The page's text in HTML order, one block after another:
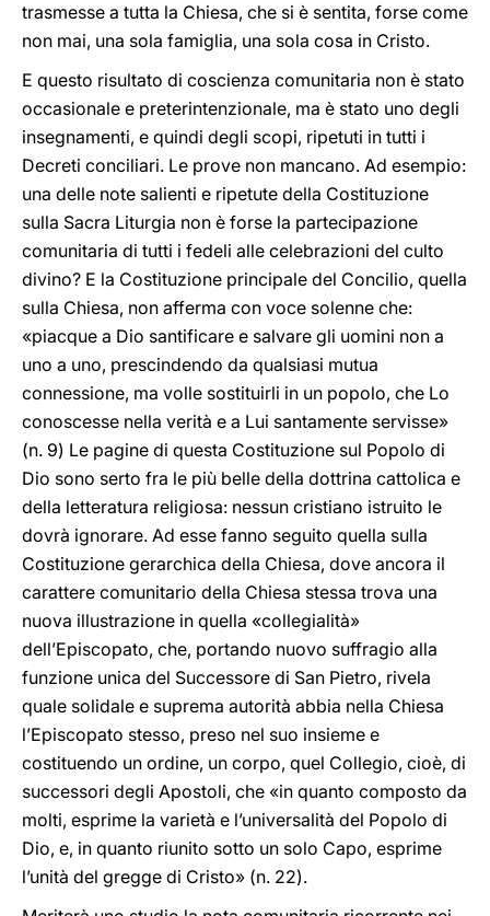
trasmesse a tutta la Chiesa, che si è sentita, forse come
non mai, una sola famiglia, una sola cosa in Cristo.
E questo risultato di coscienza comunitaria non è stato
occasionale e preterintenzionale, ma è stato uno degli
insegnamenti, e quindi degli scopi, ripetuti in tutti i
Decreti conciliari. Le prove non mancano. Ad esempio:
una delle note salienti e ripetute della Costituzione
sulla Sacra Liturgia non è forse la partecipazione
comunitaria di tutti i fedeli alle celebrazioni del culto
divino? E la Costituzione principale del Concilio, quella
sulla Chiesa, non afferma con voce solenne che:
«piacque a Dio santificare e salvare gli uomini non a
uno a uno, prescindendo da qualsiasi mutua
connessione, ma volle sostituirli in un popolo, che Lo
conoscesse nella verità e a Lui santamente servisse»
(n. 9) Le pagine di questa Costituzione sul Popolo di
Dio sono serto fra le più belle della dottrina cattolica e
della letteratura religiosa: nessun cristiano istruito le
dovrà ignorare. Ad esse fanno seguito quella sulla
Costituzione gerarchica della Chiesa, dove ancora il
carattere comunitario della Chiesa stessa trova una
nuova illustrazione in quella «collegialità»
dell’Episcopato, che, portando nuovo suffragio alla
funzione unica del Successore di San Pietro, rivela
quale solidale e suprema autorità abbia nella Chiesa
l’Episcopato stesso, preso nel suo insieme e
costituendo un ordine, un corpo, quel Collegio, cioè, di
successori degli Apostoli, che «in quanto composto da
molti, esprime la varietà e l’universalità del Popolo di
Dio, e, in quanto riunito sotto un solo Capo, esprime
l’unità del gregge di Cristo» (n. 22).